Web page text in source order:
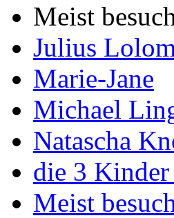
Meist
Julius
Marie-Jane
Michael
Natascha
die 3 Kinder
Meist